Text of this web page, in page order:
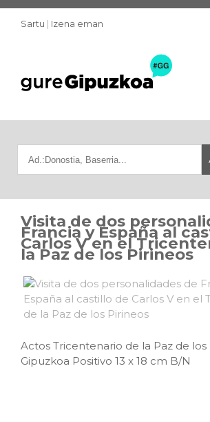
Sartu | Izena eman
Visita de dos
Francia y España al
Carlos V en el
la Paz de los Pirineos
Actos Tricentenario de la Paz de los
Gipuzkoa Positivo 13 x 18 cm B/N